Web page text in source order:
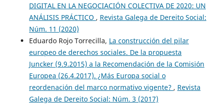
DIGITAL EN LA NEGOCIACIÓN COLECTIVA DE 2020: UN
ANÁLISIS PRÁCTICO , Revista Galega de Dereito Social:
Núm. 11 (2020)
Eduardo Rojo Torrecilla, La construcción del pilar
europeo de derechos sociales. De la propuesta
Juncker (9.9.2015) a la Recomendación de la Comisión
Europea (26.4.2017). ¿Más Europa social o
reordenación del marco normativo vigente? , Revista
Galega de Dereito Social: Núm. 3 (2017)